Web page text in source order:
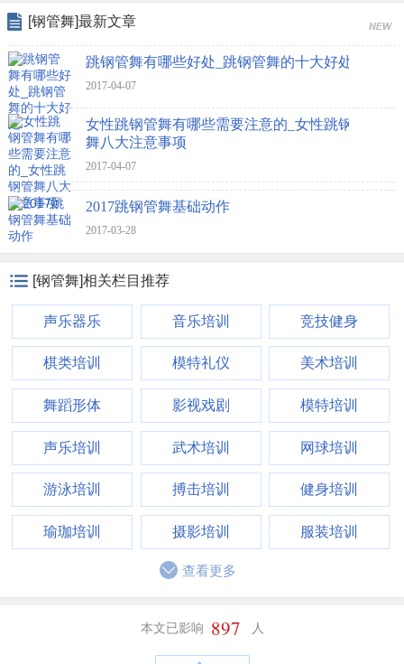
[钢管舞]最新文章
跳钢管舞有哪些好处_跳钢管舞的十大好处
2017-04-07
女性跳钢管舞有哪些需要注意的_女性跳钢管
舞八大注意事项
2017-04-07
2017跳钢管舞基础动作
2017-03-28
[钢管舞]相关栏目推荐
声乐器乐 音乐培训 竞技健身
棋类培训 模特礼仪 美术培训
舞蹈形体 影视戏剧 模特培训
声乐培训 武术培训 网球培训
游泳培训 搏击培训 健身培训
瑜珈培训 摄影培训 服装培训
查看更多
本文已影响 897 人